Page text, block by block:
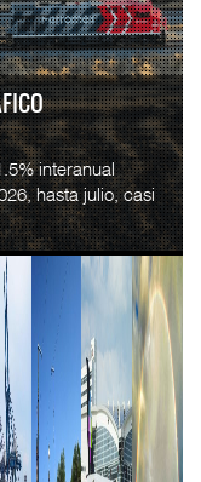
TRES SEMANAS
de contenedores
agosto, hasta